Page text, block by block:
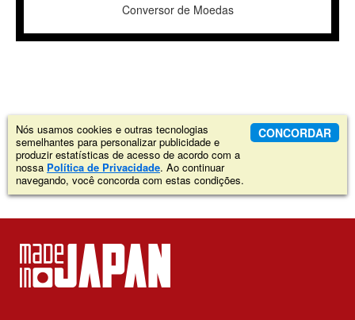
Conversor de Moedas
Nós usamos cookies e outras tecnologias
semelhantes para personalizar publicidade e
produzir estatísticas de acesso de acordo com a
nossa Política de Privacidade. Ao continuar
navegando, você concorda com estas condições.
CONCORDAR